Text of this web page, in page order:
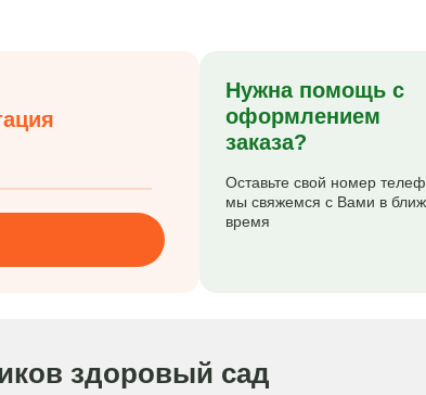
Нужна помощь с
оформлением
заказа?
Оставьте свой номер
мы свяжемся с Вами в
время
здоровый сад